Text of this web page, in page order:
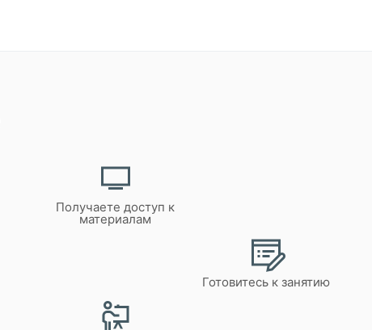
Получаете доступ к
материалам
Готовитесь к занятию